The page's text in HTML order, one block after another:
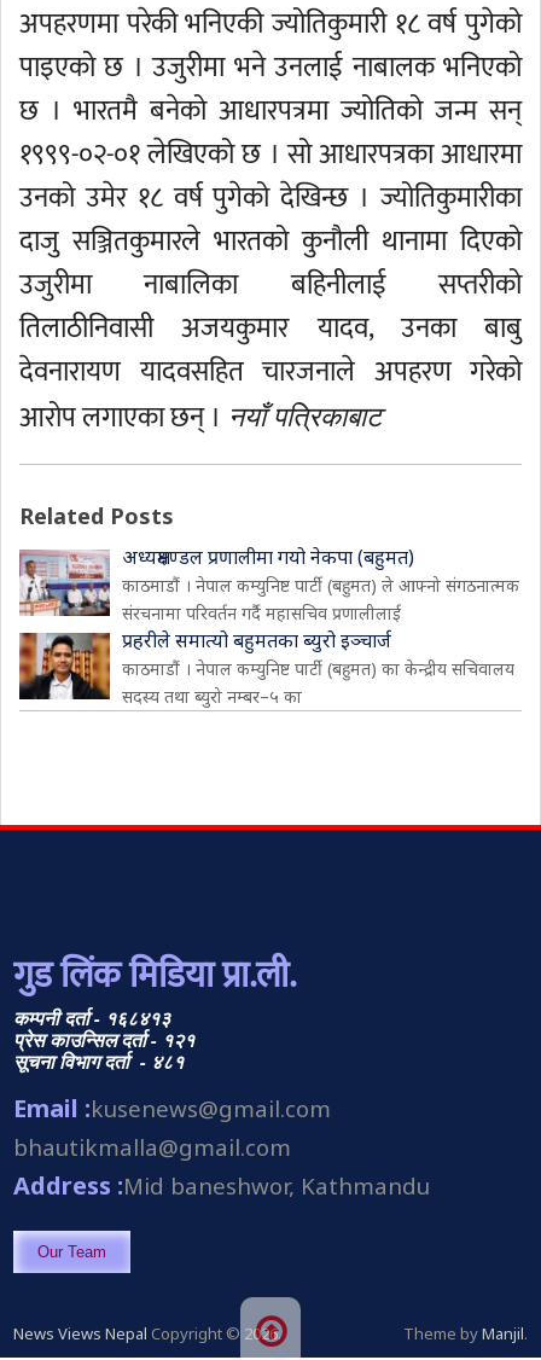
अपहरणमा परेकी भनिएकी ज्योतिकुमारी १८ वर्ष पुगेको
पाइएको छ । उजुरीमा भने उनलाई नाबालक भनिएको
छ । भारतमै बनेको आधारपत्रमा ज्योतिको जन्म सन्
१९९९-०२-०१ लेखिएको छ । सो आधारपत्रका आधारमा
उनको उमेर १८ वर्ष पुगेको देखिन्छ । ज्योतिकुमारीका
दाजु सञ्जितकुमारले भारतको कुनौली थानामा दिएको
उजुरीमा नाबालिका बहिनीलाई सप्तरीको
तिलाठीनिवासी अजयकुमार यादव, उनका बाबु
देवनारायण यादवसहित चारजनाले अपहरण गरेको
आरोप लगाएका छन् । नयाँ पत्रिकाबाट
Related Posts
अध्यक्षमण्डल प्रणालीमा गयो नेकपा (बहुमत)
काठमाडौं । नेपाल कम्युनिष्ट पार्टी (बहुमत) ले आफ्नो संगठनात्मक
संरचनामा परिवर्तन गर्दै महासचिव प्रणालीलाई
प्रहरीले समात्यो बहुमतका ब्युरो इञ्चार्ज
काठमाडौं । नेपाल कम्युनिष्ट पार्टी (बहुमत) का केन्द्रीय सचिवालय
सदस्य तथा ब्युरो नम्बर–५ का
गुड लिंक मिडिया प्रा.ली.
कम्पनी दर्ता - १६८४१३
प्रेस काउन्सिल दर्ता - १२१
सूचना विभाग दर्ता - ४८१
Email :kusenews@gmail.com
bhautikmalla@gmail.com
Address :Mid baneshwor, Kathmandu
Our Team
News Views Nepal Copyright © 2026. Theme byManjil.